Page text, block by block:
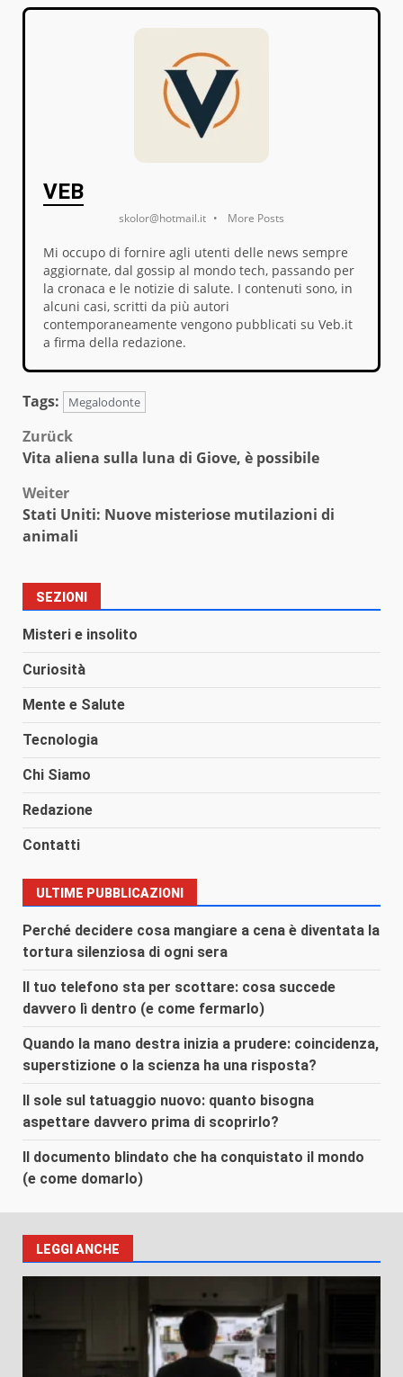
VEB
skolor@hotmail.it • More Posts
Mi occupo di fornire agli utenti delle news sempre
aggiornate, dal gossip al mondo tech, passando per
la cronaca e le notizie di salute. I contenuti sono, in
alcuni casi, scritti da più autori
contemporaneamente vengono pubblicati su Veb.it
a firma della redazione.
Tags: Megalodonte
Beitragsnavigation
Zurück
Vita aliena sulla luna di Giove, è possibile
Weiter
Stati Uniti: Nuove misteriose mutilazioni di
animali
SEZIONI
Misteri e insolito
Curiosità
Mente e Salute
Tecnologia
Chi Siamo
Redazione
Contatti
ULTIME PUBBLICAZIONI
Perché decidere cosa mangiare a cena è diventata la
tortura silenziosa di ogni sera
Il tuo telefono sta per scottare: cosa succede
davvero lì dentro (e come fermarlo)
Quando la mano destra inizia a prudere: coincidenza,
superstizione o la scienza ha una risposta?
Il sole sul tatuaggio nuovo: quanto bisogna
aspettare davvero prima di scoprirlo?
Il documento blindato che ha conquistato il mondo
(e come domarlo)
LEGGI ANCHE